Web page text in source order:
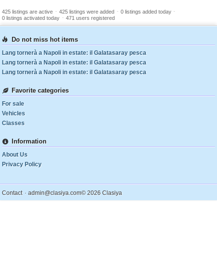
425 listings are active - 425 listings were added - 0 listings added today -
0 listings activated today - 471 users registered
Do not miss hot items
Lang tornerà a Napoli in estate: il Galatasaray pesca
Lang tornerà a Napoli in estate: il Galatasaray pesca
Lang tornerà a Napoli in estate: il Galatasaray pesca
Favorite categories
For sale
Vehicles
Classes
Information
About Us
Privacy Policy
Contact . admin@clasiya.com© 2026 Clasiya